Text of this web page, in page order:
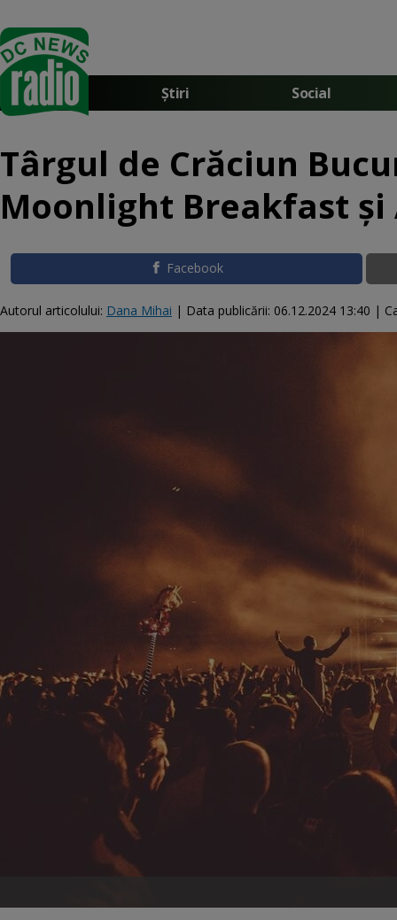
Știri Social
Târgul de Crăciun
Moonlight Breakfast
Facebook
Autorul articolului: Dana Mihai | Data publicării: 06.12.2024 13:40 |